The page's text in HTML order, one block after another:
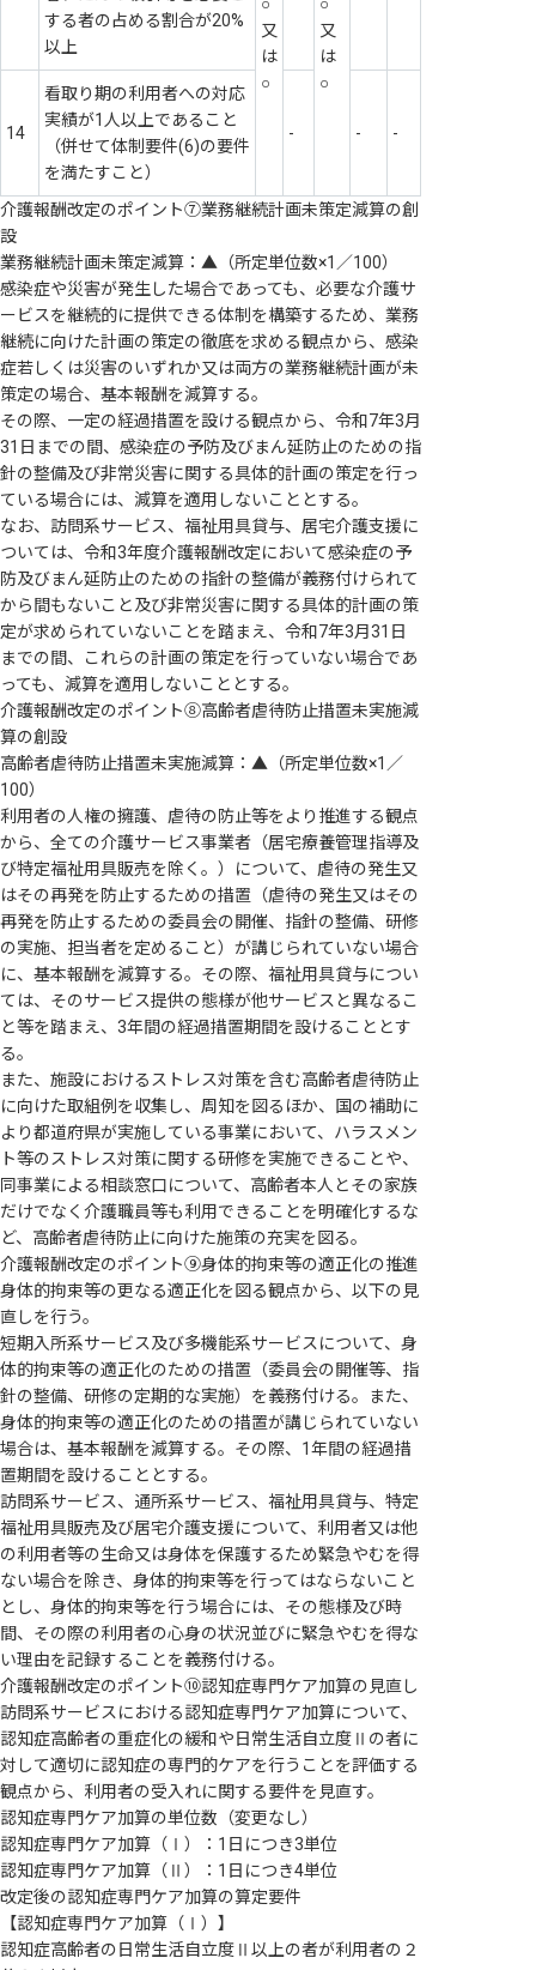
する者の占める割合が20%
以上
又
は
○
又
は
○
14
看取り期の利用者への対応
実績が1人以上であること
（併せて体制要件(6)の要件
を満たすこと）
- - -
介護報酬改定のポイント⑦業務継続計画未策定減算の創
設
業務継続計画未策定減算：▲（所定単位数×1／100）
感染症や災害が発生した場合であっても、必要な介護サ
ービスを継続的に提供できる体制を構築するため、業務
継続に向けた計画の策定の徹底を求める観点から、感染
症若しくは災害のいずれか又は両方の業務継続計画が未
策定の場合、基本報酬を減算する。
その際、一定の経過措置を設ける観点から、令和7年3月
31日までの間、感染症の予防及びまん延防止のための指
針の整備及び非常災害に関する具体的計画の策定を行っ
ている場合には、減算を適用しないこととする。
なお、訪問系サービス、福祉用具貸与、居宅介護支援に
ついては、令和3年度介護報酬改定において感染症の予
防及びまん延防止のための指針の整備が義務付けられて
から間もないこと及び非常災害に関する具体的計画の策
定が求められていないことを踏まえ、令和7年3月31日
までの間、これらの計画の策定を行っていない場合であ
っても、減算を適用しないこととする。
介護報酬改定のポイント⑧高齢者虐待防止措置未実施減
算の創設
高齢者虐待防止措置未実施減算：▲（所定単位数×1／
100）
利用者の人権の擁護、虐待の防止等をより推進する観点
から、全ての介護サービス事業者（居宅療養管理指導及
び特定福祉用具販売を除く。）について、虐待の発生又
はその再発を防止するための措置（虐待の発生又はその
再発を防止するための委員会の開催、指針の整備、研修
の実施、担当者を定めること）が講じられていない場合
に、基本報酬を減算する。その際、福祉用具貸与につい
ては、そのサービス提供の態様が他サービスと異なるこ
と等を踏まえ、3年間の経過措置期間を設けることとす
る。
また、施設におけるストレス対策を含む高齢者虐待防止
に向けた取組例を収集し、周知を図るほか、国の補助に
より都道府県が実施している事業において、ハラスメン
ト等のストレス対策に関する研修を実施できることや、
同事業による相談窓口について、高齢者本人とその家族
だけでなく介護職員等も利用できることを明確化するな
ど、高齢者虐待防止に向けた施策の充実を図る。
介護報酬改定のポイント⑨身体的拘束等の適正化の推進
身体的拘束等の更なる適正化を図る観点から、以下の見
直しを行う。
短期入所系サービス及び多機能系サービスについて、身
体的拘束等の適正化のための措置（委員会の開催等、指
針の整備、研修の定期的な実施）を義務付ける。また、
身体的拘束等の適正化のための措置が講じられていない
場合は、基本報酬を減算する。その際、1年間の経過措
置期間を設けることとする。
訪問系サービス、通所系サービス、福祉用具貸与、特定
福祉用具販売及び居宅介護支援について、利用者又は他
の利用者等の生命又は身体を保護するため緊急やむを得
ない場合を除き、身体的拘束等を行ってはならないこと
とし、身体的拘束等を行う場合には、その態様及び時
間、その際の利用者の心身の状況並びに緊急やむを得な
い理由を記録することを義務付ける。
介護報酬改定のポイント⑩認知症専門ケア加算の見直し
訪問系サービスにおける認知症専門ケア加算について、
認知症高齢者の重症化の緩和や日常生活自立度Ⅱの者に
対して適切に認知症の専門的ケアを行うことを評価する
観点から、利用者の受入れに関する要件を見直す。
認知症専門ケア加算の単位数（変更なし）
認知症専門ケア加算（Ⅰ）：1日につき3単位
認知症専門ケア加算（Ⅱ）：1日につき4単位
改定後の認知症専門ケア加算の算定要件
【認知症専門ケア加算（Ⅰ）】
認知症高齢者の日常生活自立度Ⅱ以上の者が利用者の２